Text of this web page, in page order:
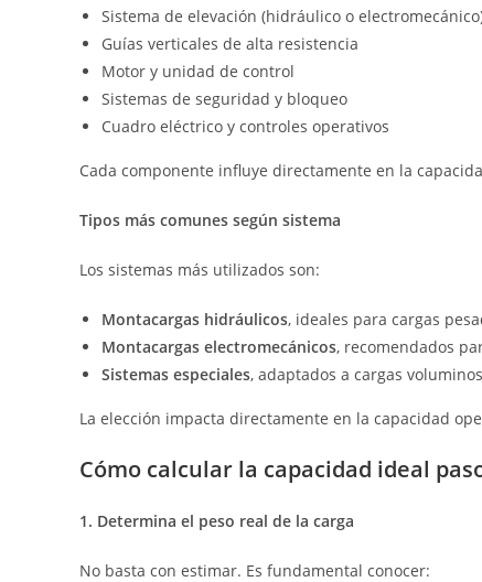
Sistema de elevación (hidráulico o
Guías verticales de alta resistencia
Motor y unidad de control
Sistemas de seguridad y bloqueo
Cuadro eléctrico y controles operativos
Cada componente influye directamente en la
Tipos más comunes según sistema
Los sistemas más utilizados son:
Montacargas hidráulicos, ideales para cargas
Montacargas electromecánicos, recomendados
Sistemas especiales, adaptados a cargas
La elección impacta directamente en la capacidad
Cómo calcular la capacidad ideal
1. Determina el peso real de la carga
No basta con estimar. Es fundamental conocer: